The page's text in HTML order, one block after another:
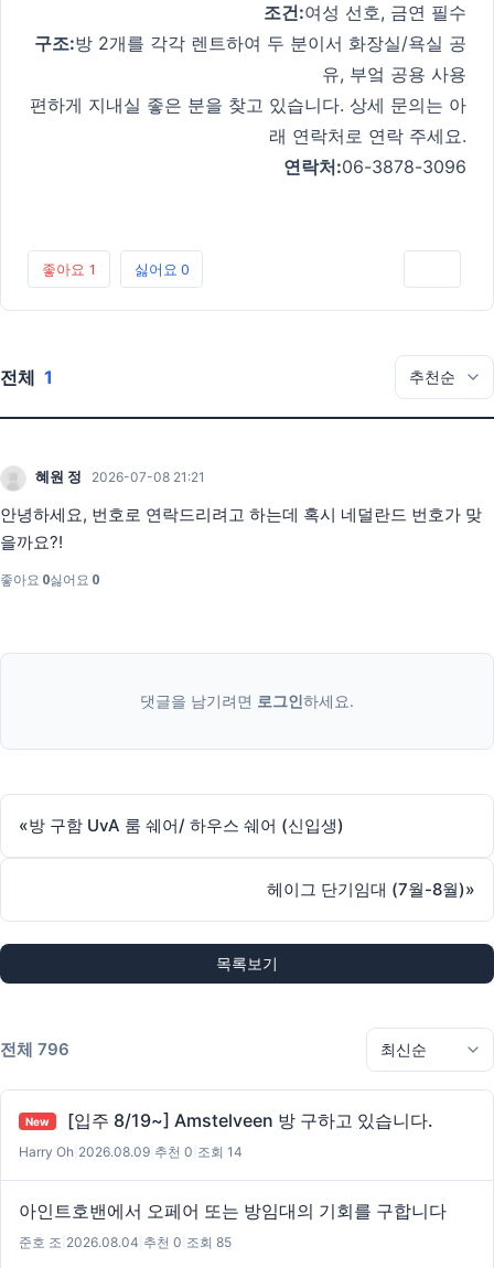
조건:여성 선호, 금연 필수
구조:방 2개를 각각 렌트하여 두 분이서 화장실/욕실 공
유, 부엌 공용 사용
편하게 지내실 좋은 분을 찾고 있습니다. 상세 문의는 아
래 연락처로 연락 주세요.
연락처:06-3878-3096
좋아요 1 싫어요 0
전체 1
혜원 정 2026-07-08 21:21
안녕하세요, 번호로 연락드리려고 하는데 혹시 네덜란드 번호가 맞
을까요?!
좋아요 0싫어요 0
댓글을 남기려면 로그인하세요.
«방 구함 UvA 룸 쉐어/ 하우스 쉐어 (신입생)
헤이그 단기임대 (7월-8월)»
목록보기
전체 796
New [입주 8/19~] Amstelveen 방 구하고 있습니다.
Harry Oh 2026.08.09 추천 0 조회 14
아인트호밴에서 오페어 또는 방임대의 기회를 구합니다
준호 조 2026.08.04 추천 0 조회 85